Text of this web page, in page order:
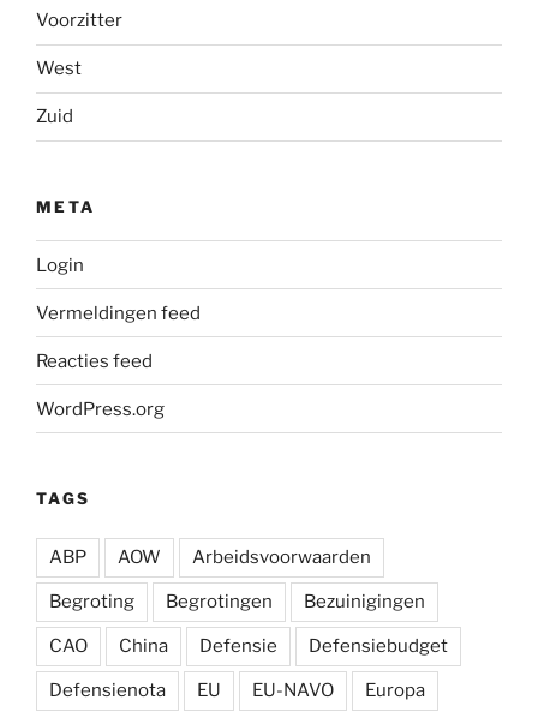
Voorzitter
West
Zuid
META
Login
Vermeldingen feed
Reacties feed
WordPress.org
TAGS
ABP AOW Arbeidsvoorwaarden
Begroting Begrotingen Bezuinigingen
CAO China Defensie Defensiebudget
Defensienota EU EU-NAVO Europa